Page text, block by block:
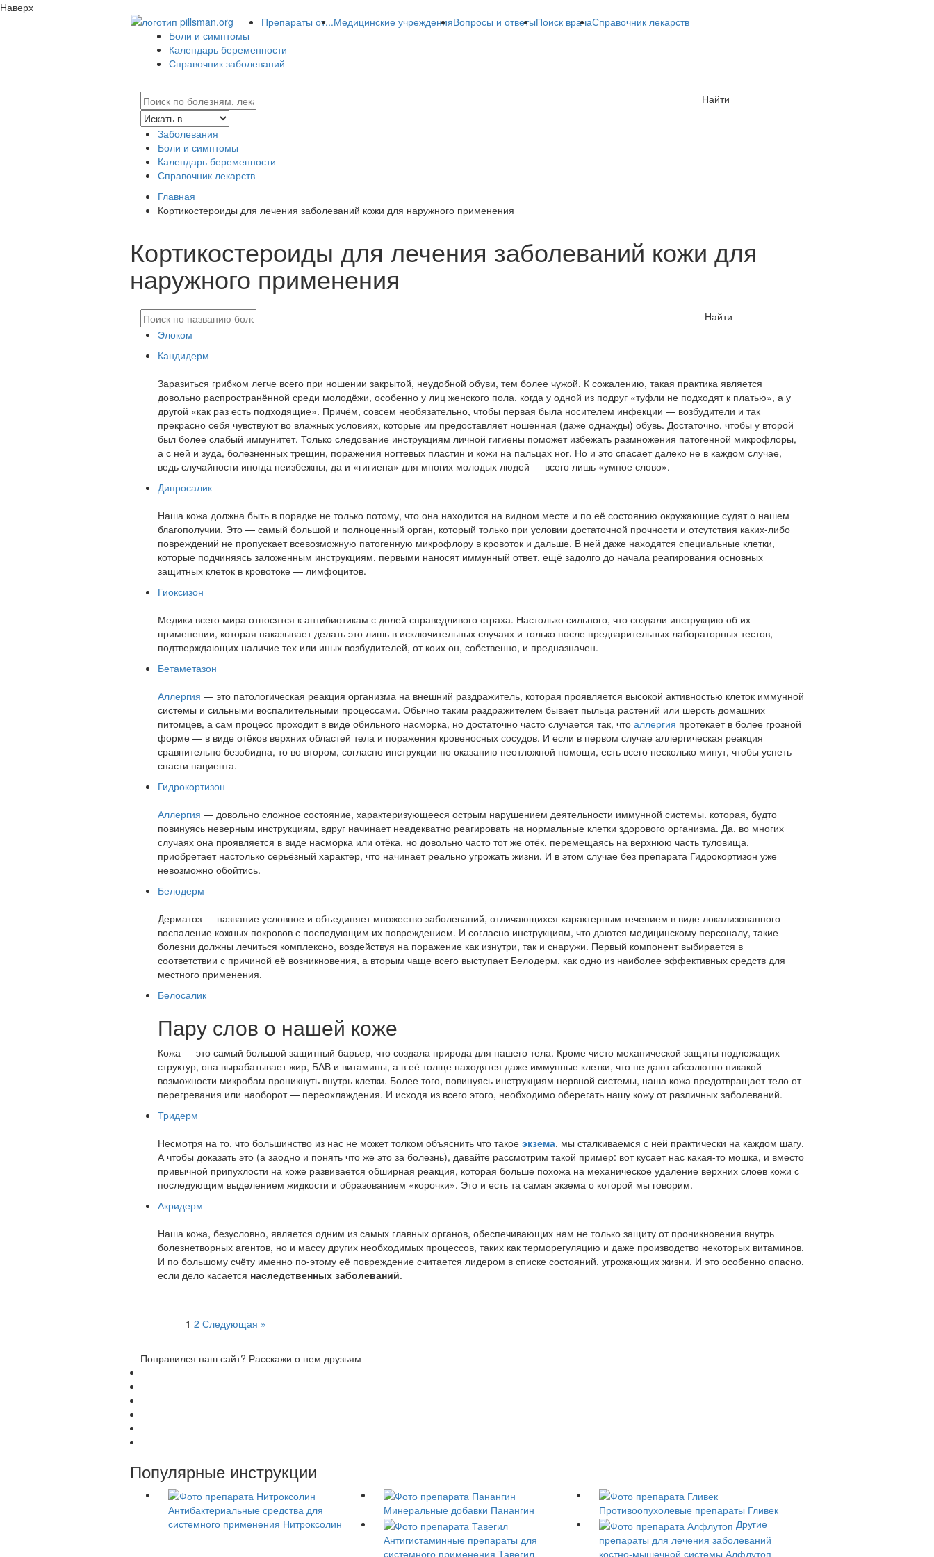
Наверх
Препараты от...Медицинские учрежденияВопросы и ответыПоиск врачаСправочник лекарств
Боли и симптомы
Календарь беременности
Справочник заболеваний
Найти
Заболевания
Боли и симптомы
Календарь беременности
Справочник лекарств
Главная
Кортикостероиды для лечения заболеваний кожи для наружного применения
Кортикостероиды для лечения заболеваний кожи для
наружного применения
Найти
Элоком
Кандидерм
Заразиться грибком легче всего при ношении закрытой, неудобной обуви, тем более чужой. К сожалению, такая практика является
довольно распространённой среди молодёжи, особенно у лиц женского пола, когда у одной из подруг «туфли не подходят к платью», а у
другой «как раз есть подходящие». Причём, совсем необязательно, чтобы первая была носителем инфекции — возбудители и так
прекрасно себя чувствуют во влажных условиях, которые им предоставляет ношенная (даже однажды) обувь. Достаточно, чтобы у второй
был более слабый иммунитет. Только следование инструкциям личной гигиены поможет избежать размножения патогенной микрофлоры,
а с ней и зуда, болезненных трещин, поражения ногтевых пластин и кожи на пальцах ног. Но и это спасает далеко не в каждом случае,
ведь случайности иногда неизбежны, да и «гигиена» для многих молодых людей — всего лишь «умное слово».
Дипросалик
Наша кожа должна быть в порядке не только потому, что она находится на видном месте и по её состоянию окружающие судят о нашем
благополучии. Это — самый большой и полноценный орган, который только при условии достаточной прочности и отсутствия каких-либо
повреждений не пропускает всевозможную патогенную микрофлору в кровоток и дальше. В ней даже находятся специальные клетки,
которые подчиняясь заложенным инструкциям, первыми наносят иммунный ответ, ещё задолго до начала реагирования основных
защитных клеток в кровотоке — лимфоцитов.
Гиоксизон
Медики всего мира относятся к антибиотикам с долей справедливого страха. Настолько сильного, что создали инструкцию об их
применении, которая наказывает делать это лишь в исключительных случаях и только после предварительных лабораторных тестов,
подтверждающих наличие тех или иных возбудителей, от коих он, собственно, и предназначен.
Бетаметазон
Аллергия — это патологическая реакция организма на внешний раздражитель, которая проявляется высокой активностью клеток иммунной
системы и сильными воспалительными процессами. Обычно таким раздражителем бывает пыльца растений или шерсть домашних
питомцев, а сам процесс проходит в виде обильного насморка, но достаточно часто случается так, что аллергия протекает в более грозной
форме — в виде отёков верхних областей тела и поражения кровеносных сосудов. И если в первом случае аллергическая реакция
сравнительно безобидна, то во втором, согласно инструкции по оказанию неотложной помощи, есть всего несколько минут, чтобы успеть
спасти пациента.
Гидрокортизон
Аллергия — довольно сложное состояние, характеризующееся острым нарушением деятельности иммунной системы. которая, будто
повинуясь неверным инструкциям, вдруг начинает неадекватно реагировать на нормальные клетки здорового организма. Да, во многих
случаях она проявляется в виде насморка или отёка, но довольно часто тот же отёк, перемещаясь на верхнюю часть туловища,
приобретает настолько серьёзный характер, что начинает реально угрожать жизни. И в этом случае без препарата Гидрокортизон уже
невозможно обойтись.
Белодерм
Дерматоз — название условное и объединяет множество заболеваний, отличающихся характерным течением в виде локализованного
воспаление кожных покровов с последующим их повреждением. И согласно инструкциям, что даются медицинскому персоналу, такие
болезни должны лечиться комплексно, воздействуя на поражение как изнутри, так и снаружи. Первый компонент выбирается в
соответствии с причиной её возникновения, а вторым чаще всего выступает Белодерм, как одно из наиболее эффективных средств для
местного применения.
Белосалик
Пару слов о нашей коже
Кожа — это самый большой защитный барьер, что создала природа для нашего тела. Кроме чисто механической защиты подлежащих
структур, она вырабатывает жир, БАВ и витамины, а в её толще находятся даже иммунные клетки, что не дают абсолютно никакой
возможности микробам проникнуть внутрь клетки. Более того, повинуясь инструкциям нервной системы, наша кожа предотвращает тело от
перегревания или наоборот — переохлаждения. И исходя из всего этого, необходимо оберегать нашу кожу от различных заболеваний.
Тридерм
Несмотря на то, что большинство из нас не может толком объяснить что такое экзема, мы сталкиваемся с ней практически на каждом шагу.
А чтобы доказать это (а заодно и понять что же это за болезнь), давайте рассмотрим такой пример: вот кусает нас какая-то мошка, и вместо
привычной припухлости на коже развивается обширная реакция, которая больше похожа на механическое удаление верхних слоев кожи с
последующим выделением жидкости и образованием «корочки». Это и есть та самая экзема о которой мы говорим.
Акридерм
Наша кожа, безусловно, является одним из самых главных органов, обеспечивающих нам не только защиту от проникновения внутрь
болезнетворных агентов, но и массу других необходимых процессов, таких как терморегуляцию и даже производство некоторых витаминов.
И по большому счёту именно по-этому её повреждение считается лидером в списке состояний, угрожающих жизни. И это особенно опасно,
если дело касается наследственных заболеваний.
Пагинация
записей
1 2 Следующая »
Понравился наш сайт? Расскажи о нем друзьям
Популярные инструкции
Антибактериальные средства для
системного применения Нитроксолин
Минеральные добавки Панангин Противоопухолевые препараты Гливек
Антигистаминные препараты для
системного применения Тавегил
Другие
препараты для лечения заболеваний
костно-мышечной системы Алфлутоп